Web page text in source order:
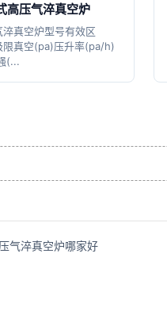
高压气淬真空炉
真空炉型号有效区
限真空(pa)压升率(pa/h)
(...
气淬真空炉哪家好